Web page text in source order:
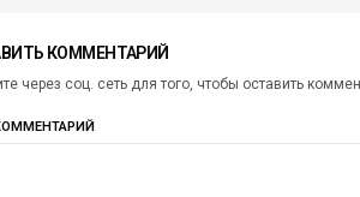
КОММЕНТАРИЙ
через соц. сеть для того, чтобы оставить